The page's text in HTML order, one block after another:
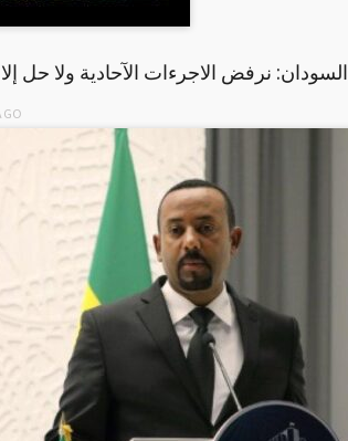
السودان: نرفض الاجرءات الآحادية ولا حل